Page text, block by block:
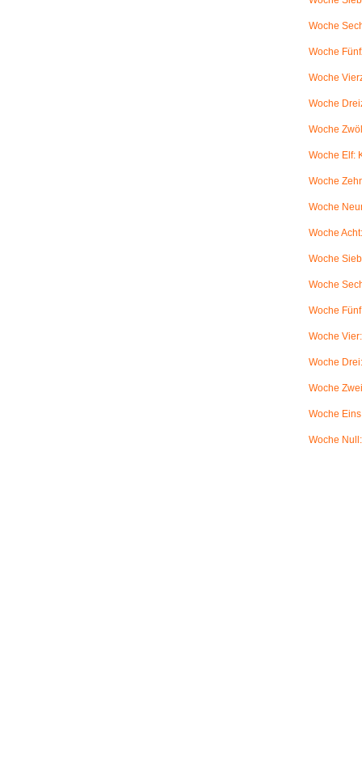
Woche
Woche
Woche
Woche
Woche
Woche Elf:
Woche
Woche
Woche
Woche
Woche
Woche
Woche
Woche
Woche
Woche
Woche